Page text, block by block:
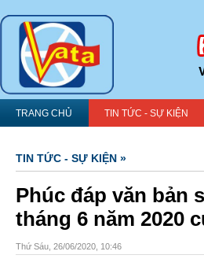
TRANG CHỦ TIN TỨC - SỰ KIỆN
TIN TỨC - SỰ KIỆN »
Phúc đáp văn bản
tháng 6 năm 2020
Thứ Sáu, 26/06/2020, 10:46